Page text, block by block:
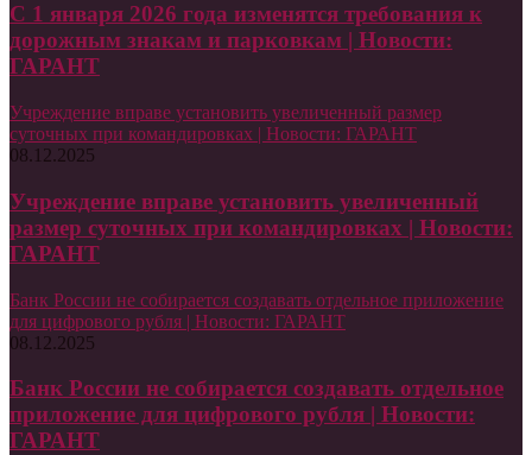
С 1 января 2026 года изменятся требования к
дорожным знакам и парковкам | Новости:
ГАРАНТ
Учреждение вправе установить увеличенный размер
суточных при командировках | Новости: ГАРАНТ
08.12.2025
Учреждение вправе установить увеличенный
размер суточных при командировках | Новости:
ГАРАНТ
Банк России не собирается создавать отдельное приложение
для цифрового рубля | Новости: ГАРАНТ
08.12.2025
Банк России не собирается создавать отдельное
приложение для цифрового рубля | Новости:
ГАРАНТ